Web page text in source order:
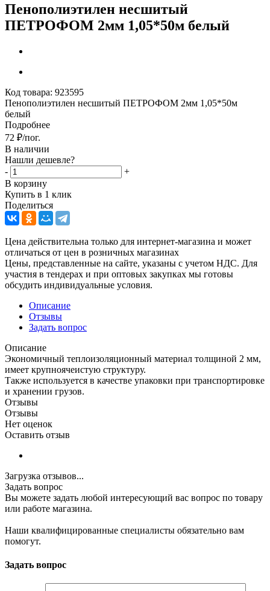
Пенополиэтилен несшитый
ПЕТРОФОМ 2мм 1,05*50м белый
Код товара: 923595
Пенополиэтилен несшитый ПЕТРОФОМ 2мм 1,05*50м
белый
Подробнее
72 ₽/пог.
В наличии
Нашли дешевле?
-
+
В корзину
Купить в 1 клик
Поделиться
Цена действительна только для интернет-магазина и может
отличаться от цен в розничных магазинах
Цены, представленные на сайте, указаны с учетом НДС. Для
участия в тендерах и при оптовых закупках мы готовы
обсудить индивидуальные условия.
Описание
Отзывы
Задать вопрос
Описание
Экономичный теплоизоляционный материал толщиной 2 мм,
имеет крупноячеистую структуру.
Также используется в качестве упаковки при транспортировке
и хранении грузов.
Отзывы
Отзывы
Нет оценок
Оставить отзыв
Загрузка отзывов...
Задать вопрос
Вы можете задать любой интересующий вас вопрос по товару
или работе магазина.
Наши квалифицированные специалисты обязательно вам
помогут.
Задать вопрос